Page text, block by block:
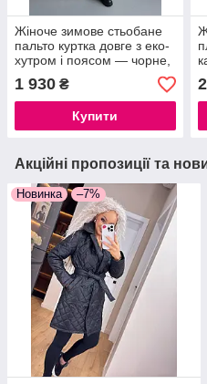
Жіноче зимове стьобане
пальто куртка довге з еко-
хутром і поясом — чорне,
біле, бежеве
1 930 ₴
Купити
Акційні пропозиції та
Новинка –7%